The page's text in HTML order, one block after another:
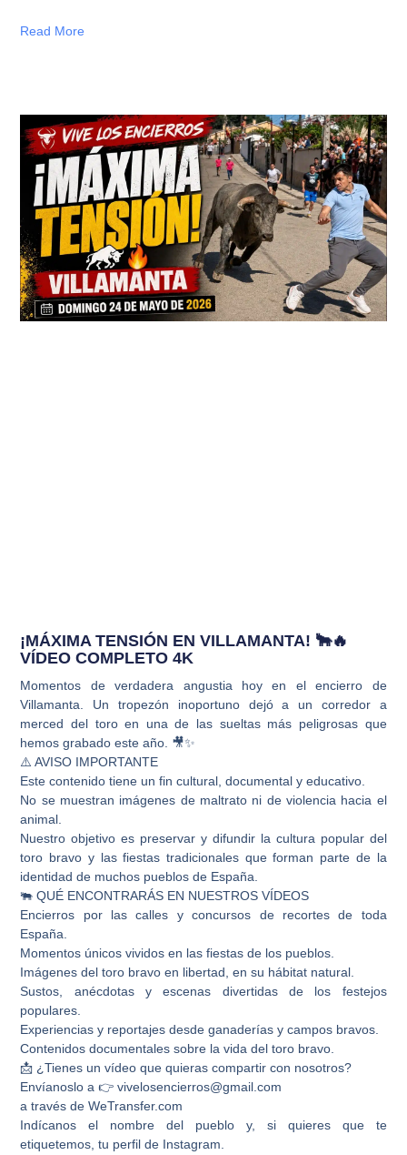
Read More
¡MÁXIMA TENSIÓN EN VILLAMANTA! 🐂🔥
VÍDEO COMPLETO 4K
Momentos de verdadera angustia hoy en el encierro de
Villamanta. Un tropezón inoportuno dejó a un corredor a
merced del toro en una de las sueltas más peligrosas que
hemos grabado este año. 🎥✨
⚠️ AVISO IMPORTANTE
Este contenido tiene un fin cultural, documental y educativo.
No se muestran imágenes de maltrato ni de violencia hacia el
animal.
Nuestro objetivo es preservar y difundir la cultura popular del
toro bravo y las fiestas tradicionales que forman parte de la
identidad de muchos pueblos de España.
🐃 QUÉ ENCONTRARÁS EN NUESTROS VÍDEOS
Encierros por las calles y concursos de recortes de toda
España.
Momentos únicos vividos en las fiestas de los pueblos.
Imágenes del toro bravo en libertad, en su hábitat natural.
Sustos, anécdotas y escenas divertidas de los festejos
populares.
Experiencias y reportajes desde ganaderías y campos bravos.
Contenidos documentales sobre la vida del toro bravo.
📩 ¿Tienes un vídeo que quieras compartir con nosotros?
Envíanoslo a 👉 vivelosencierros@gmail.com
a través de WeTransfer.com
Indícanos el nombre del pueblo y, si quieres que te
etiquetemos, tu perfil de Instagram.